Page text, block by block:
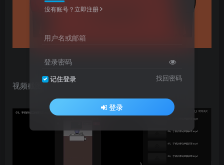
视频截图：
没有账号？立即注册
用户名或邮箱
登录密码
记住登录 找回密码
登录